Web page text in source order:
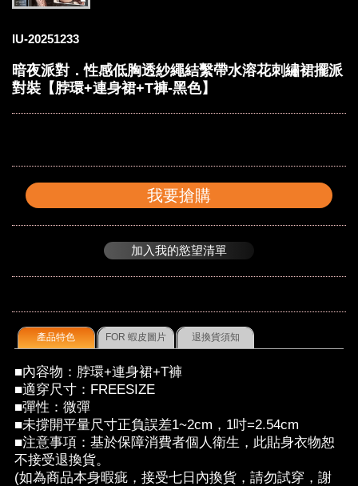
IU-20251233
暗夜派對．性感低胸透紗繩結繫帶水溶花刺繡裙擺派
對裝【脖環+連身裙+T褲-黑色】
我要搶購
加入我的慾望清單
產品特色 FOR 蝦皮圖片 退換貨須知
■內容物：脖環+連身裙+T褲
■適穿尺寸：FREESIZE
■彈性：微彈
■未撐開平量尺寸正負誤差1~2cm，1吋=2.54cm
■注意事項：基於保障消費者個人衛生，此貼身衣物恕
不接受退換貨。
(如為商品本身暇疵，接受七日內換貨，請勿試穿，謝